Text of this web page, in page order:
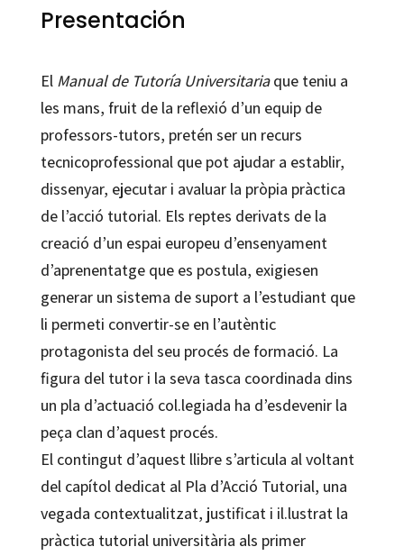
cantidad
Presentación
El Manual de Tutoría Universitariaque teniu a
les mans, fruit de la reflexió d’un equip de
professors-tutors, pretén ser un recurs
tecnicoprofessional que pot ajudar a establir,
dissenyar, ejecutar i avaluar la pròpia pràctica
de l’acció tutorial. Els reptes derivats de la
creació d’un espai europeu d’ensenyament
d’aprenentatge que es postula, exigiesen
generar un sistema de suport a l’estudiant que
li permeti convertir-se en l’autèntic
protagonista del seu procés de formació. La
figura del tutor i la seva tasca coordinada dins
un pla d’actuació col.legiada ha d’esdevenir la
peça clan d’aquest procés.
El contingut d’aquest llibre s’articula al voltant
del capítol dedicat al Pla d’Acció Tutorial, una
vegada contextualitzat, justificat i il.lustrat la
pràctica tutorial universitària als primer